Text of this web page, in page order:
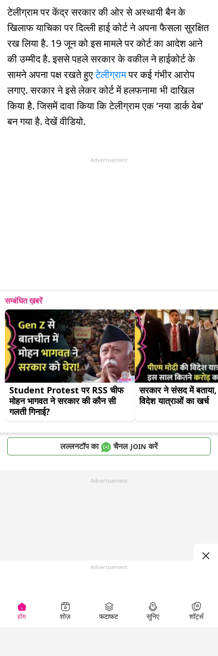
टेलीग्राम पर केंद्र सरकार की ओर से अस्थायी बैन के
खिलाफ याचिका पर दिल्ली हाई कोर्ट ने अपना फैसला सुरक्षित
रख लिया है. 19 जून को इस मामले पर कोर्ट का आदेश आने
की उम्मीद है. इससे पहले सरकार के वकील ने हाईकोर्ट के
सामने अपना पक्ष रखते हुएटेलीग्रामपर कई गंभीर आरोप
लगाए. सरकार ने इसे लेकर कोर्ट में हलफनामा भी दाखिल
किया है. जिसमें दावा किया कि टेलीग्राम एक ‘नया डार्क वेब’
बन गया है. देखें वीडियो.
Advertisement
सम्बंधित ख़बरें
Student Protest पर RSS चीफ
मोहन भागवत ने सरकार की कौन सी
गलती गिनाई?
सरकार ने संसद में बताया,
विदेश यात्राओं का खर्च
लल्लनटॉप का चैनल JOIN करें
Advertisement
Advertisement
होम शोज़ फटाफट सुनिए शॉर्ट्स